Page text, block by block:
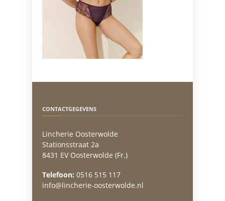
CONTACTGEGEVENS
Lincherie Oosterwolde
Stationsstraat 2a
8431 EV Oosterwolde (Fr.)
Telefoon: 0516 515 117
info@lincherie-oosterwolde.nl